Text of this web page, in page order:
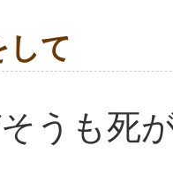
して
うも死